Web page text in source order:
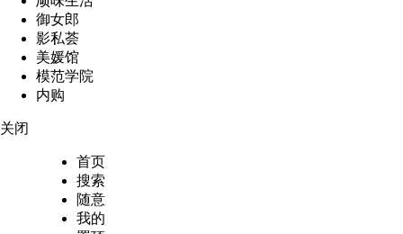
御女郎
影私荟
美媛馆
模范学院
内购
关闭
首页
搜索
随意
我的